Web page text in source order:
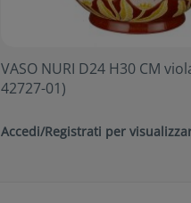
VASO NURI D24 H30 CM
42727-01)
Accedi/Registrati per